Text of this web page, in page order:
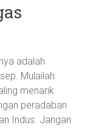
adalah
Mulailah
menarik
peradaban
Indus. Jangan